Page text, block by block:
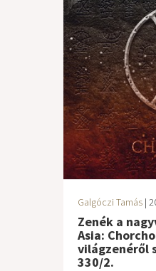
Galgóczi Tamás |
Zenék a
Asia:
világzenéről
330/2.